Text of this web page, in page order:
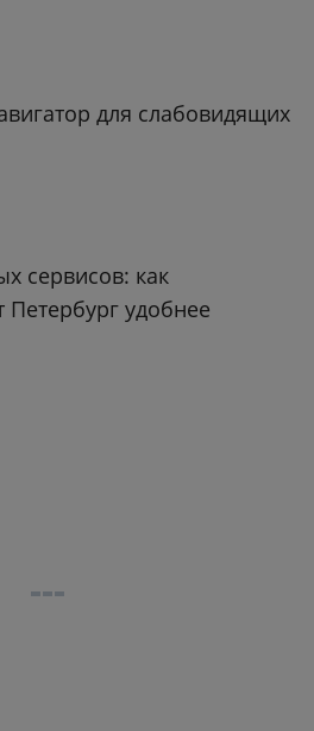
для слабовидящих
сервисов: как
Петербург удобнее